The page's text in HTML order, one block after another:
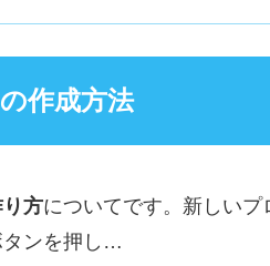
作成方法
方についてです。新しい
タンを押し…